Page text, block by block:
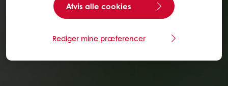
Afvis alle cookies
Rediger mine præferencer